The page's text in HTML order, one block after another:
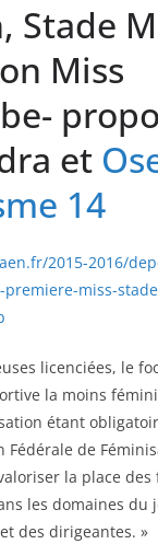
Stade
Miss
et
14
2015-2016/
miss-
licenciées, le
la moins
étant
Fédérale de
la place
les domaines du
des dirigeantes. »